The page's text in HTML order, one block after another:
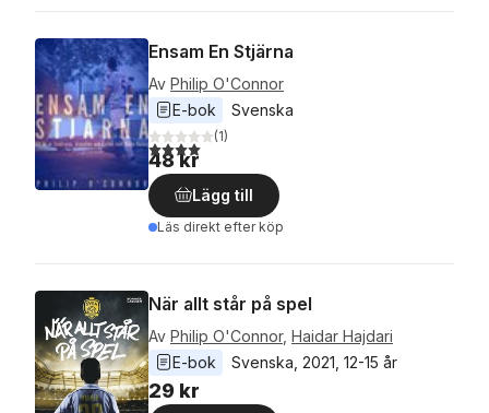
Ensam En Stjärna
Av Philip O'Connor
E-bok
Svenska
4,0utav 5 stjärnor. Totalt antal röster:
(1)
48 kr
Lägg till
Läs direkt efter köp
När allt står på spel
Av Philip O'Connor, Haidar Hajdari
E-bok
Svenska, 2021, 12-15 år
29 kr